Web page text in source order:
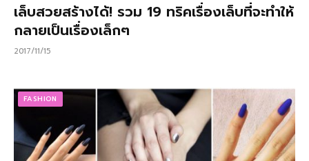
เล็บสวยสร้างได้! รวม 19 ทริคเรื่องเล็บที่จะทำให้
กลายเป็นเรื่องเล็กๆ
2017/11/15
FASHION